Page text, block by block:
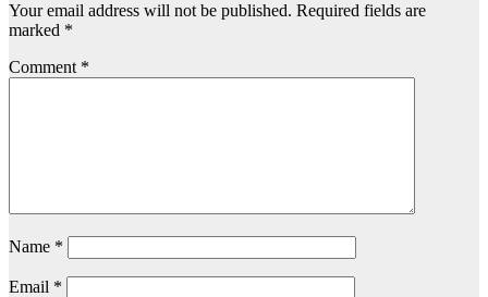
Your email address will not be published. Required fields are
marked *
Comment *
Name *
Email *